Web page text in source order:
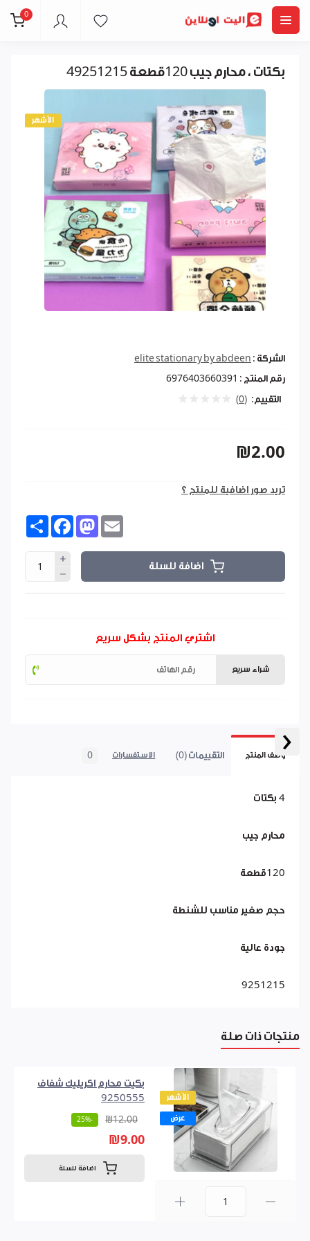
0
‹
4بكتات ، محارم جيب 120قطعة 9251215
الأشهر
الشركة : elite stationary by abdeen
رقم المنتج : 6976403660391
التقييم: (0)
₪2.00
تريد صور اضافية للمنتج ؟
Share FacebookMastodon
اضافة للسلة
اشتري المنتج بشكل سريع
شراء سريع
وصف المنتج التقييمات (0) الاستفسارات 0
4 بكتات
محارم جيب
120قطعة
حجم صغير مناسب للشنطة
جودة عالية
9251215
منتجات ذات صلة
الأشهر
عرض
بكيت محارم اكريليك شفاف
9250555
₪12.00
-25%
₪9.00
اضافة للسلة